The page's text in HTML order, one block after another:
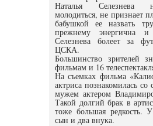
Наталья Селезнева
молодиться, не признает
бабушкой ее назвать
прежнему энергична и
Селезнева болеет за
ЦСКА.
Большинство зрителей
фильмам и 16
На съемках фильма
актриса познакомилась
мужем актером
Такой долгий брак в
тоже большая редкость.
сын и два внука.